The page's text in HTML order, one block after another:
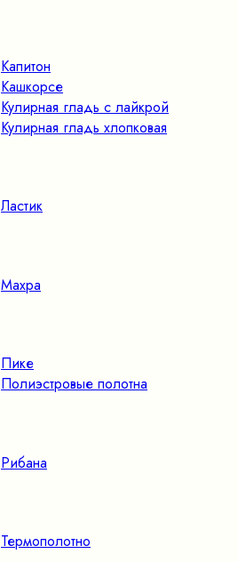
Капитон
Кашкорсе
Кулирная гладь с лайкрой
Кулирная гладь хлопковая
Ластик
Махра
Пике
Полиэстровые полотна
Рибана
Термополотно